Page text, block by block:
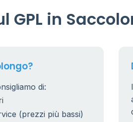
10
GPL in
di:
(prezzi più bassi)